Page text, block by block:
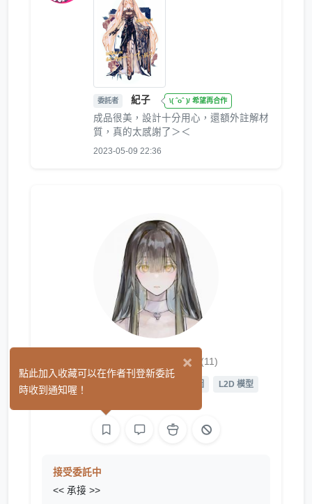
委託者 紀子 \( ˆoˆ )/ 希望再合作
成品很美，設計十分用心，還額外註解材
質，真的太感謝了＞＜
2023-05-09 22:36
Magpijuana (11)
繪圖 L2D 繪圖
L2D 模型
接受委託中
<< 承接 >>
×
點此加入收藏可以在作者刊登新委託
時收到通知喔！